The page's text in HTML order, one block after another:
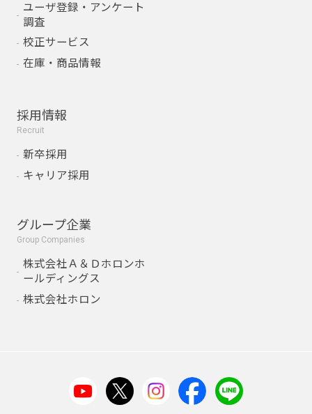
ユーザ登録・アンケート
調査
校正サービス
在庫・商品情報
採用情報
Recruit
新卒採用
キャリア採用
グループ企業
Group Companies
株式会社Ａ＆Ｄホロンホ
ールディングス
株式会社ホロン